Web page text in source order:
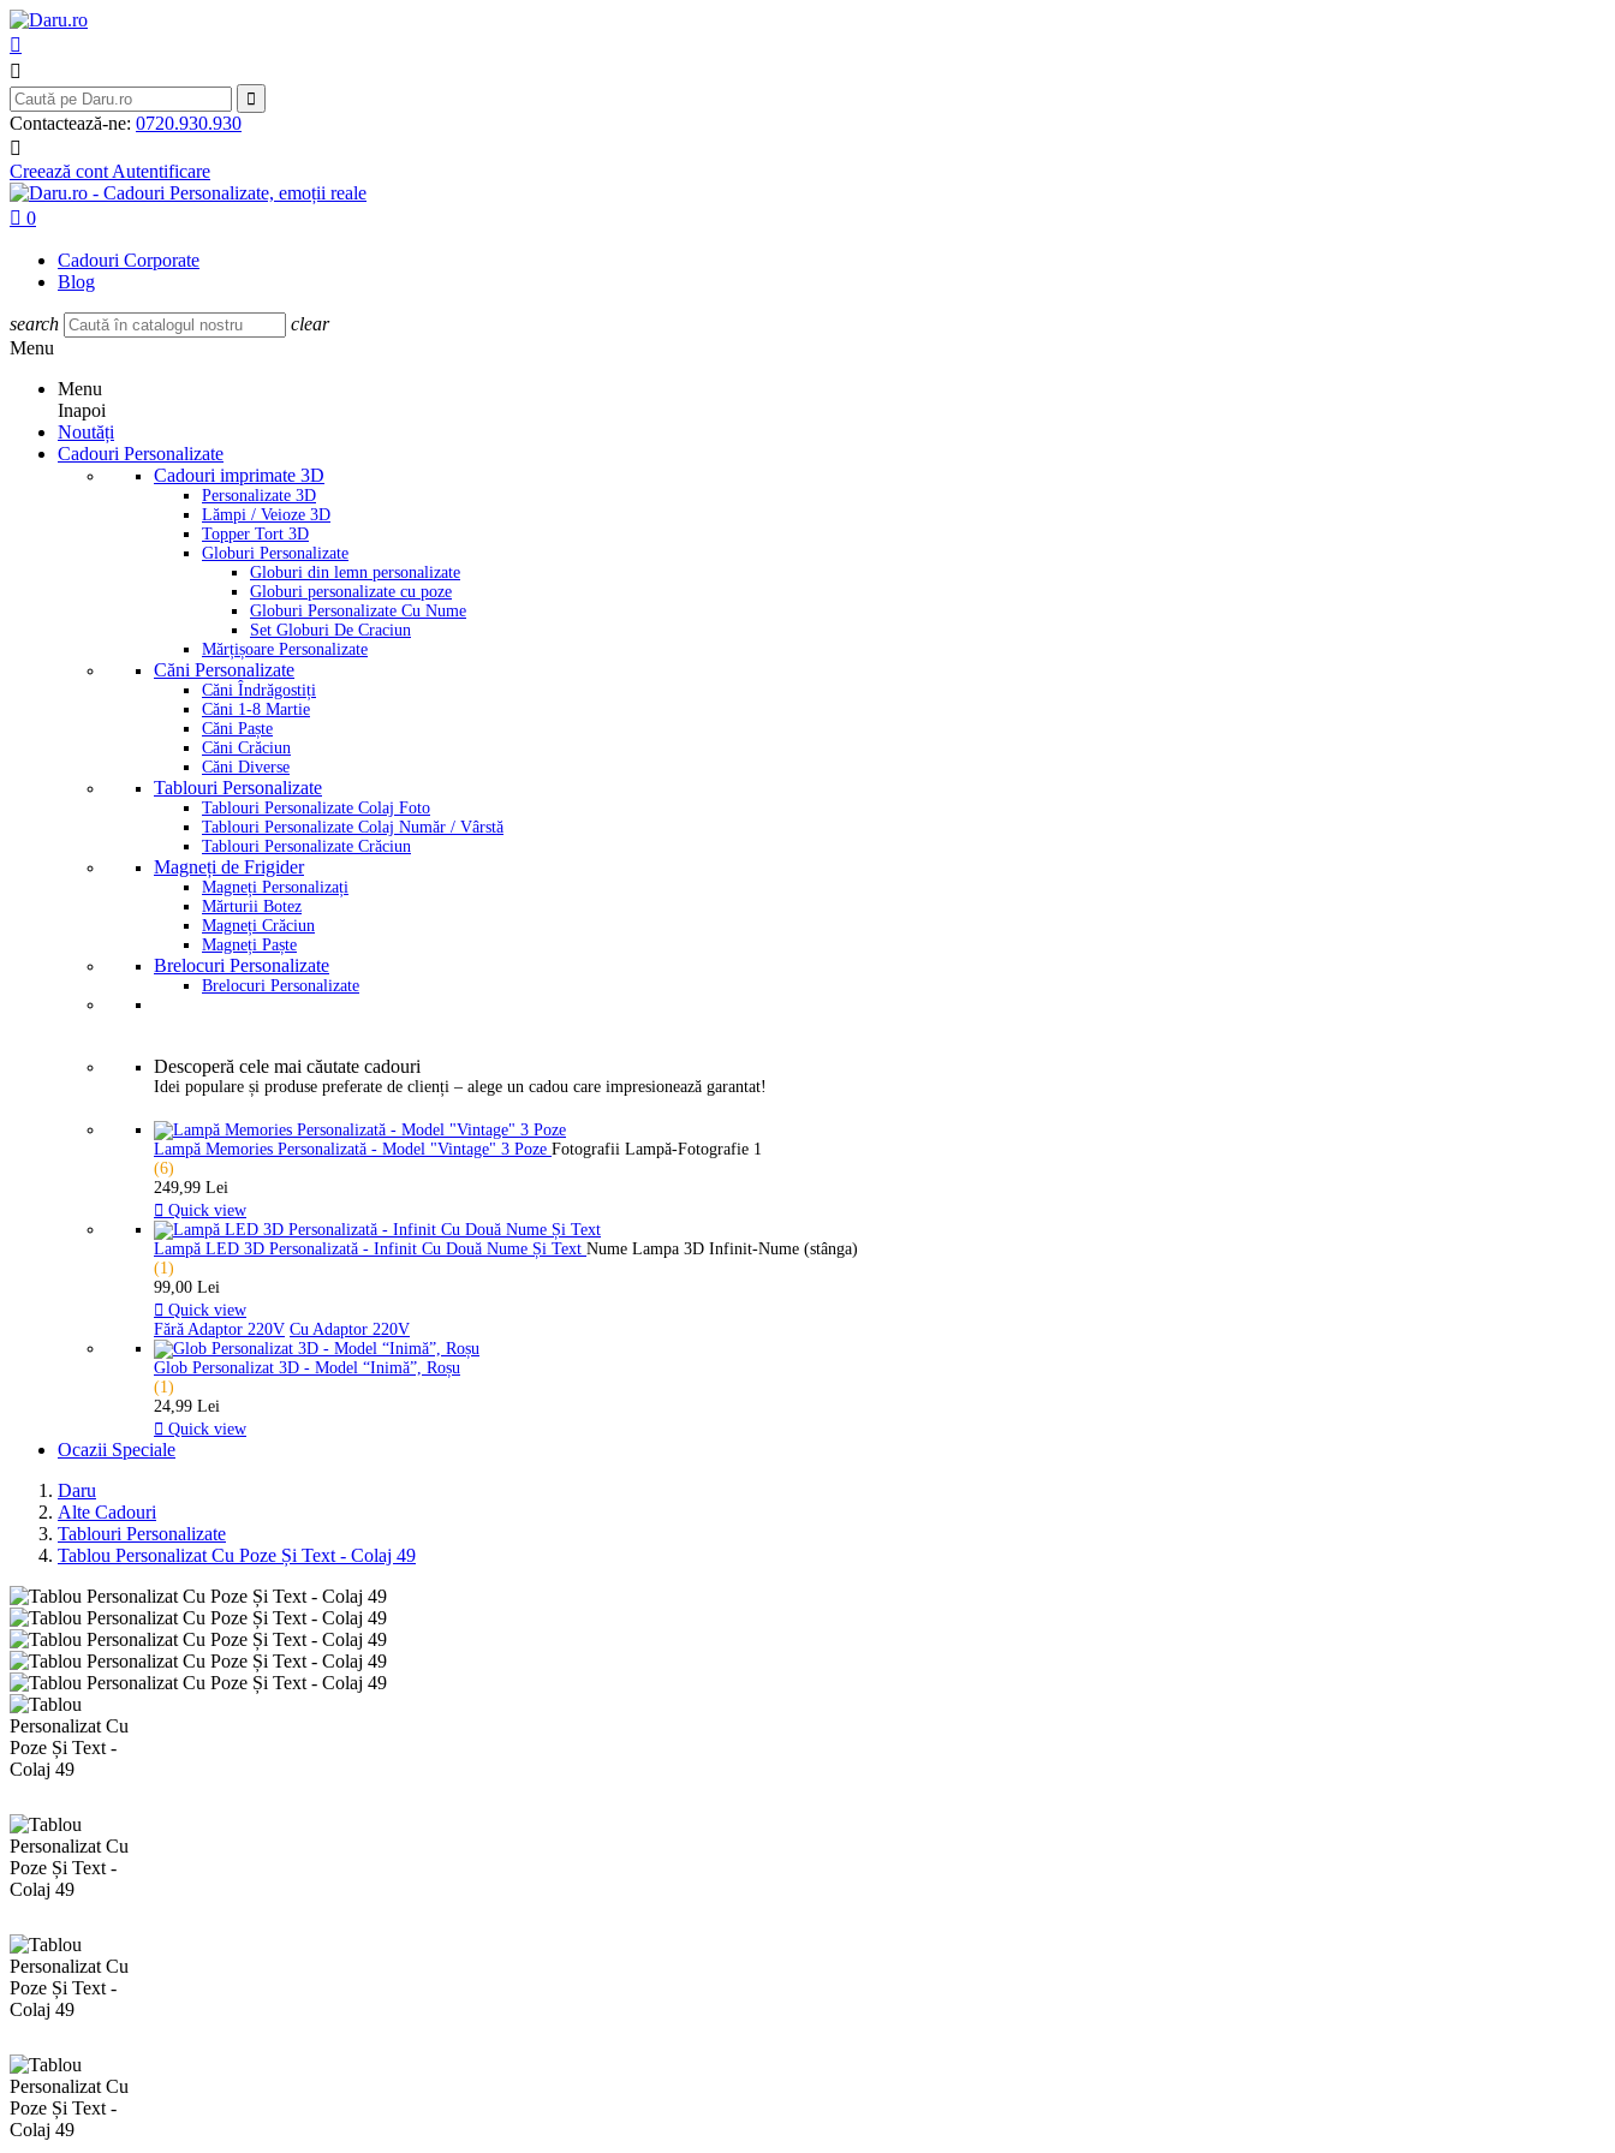



Contactează-ne: 0720.930.930

Creează cont Autentificare
 0
Cadouri Corporate
Blog
search
clear
Menu
Menu
Inapoi
Noutăți
Cadouri Personalizate
Cadouri imprimate 3D
Personalizate 3D
Lămpi / Veioze 3D
Topper Tort 3D
Globuri Personalizate
Globuri din lemn personalizate
Globuri personalizate cu poze
Globuri Personalizate Cu Nume
Set Globuri De Craciun
Mărțișoare Personalizate
Căni Personalizate
Căni Îndrăgostiți
Căni 1-8 Martie
Căni Paște
Căni Crăciun
Căni Diverse
Tablouri Personalizate
Tablouri Personalizate Colaj Foto
Tablouri Personalizate Colaj Număr / Vârstă
Tablouri Personalizate Crăciun
Magneți de Frigider
Magneți Personalizați
Mărturii Botez
Magneți Crăciun
Magneți Paște
Brelocuri Personalizate
Brelocuri Personalizate
Descoperă cele mai căutate cadouri
Idei populare și produse preferate de clienți – alege un cadou care impresionează garantat!
Lampă Memories Personalizată - Model "Vintage" 3 Poze Fotografii Lampă-Fotografie 1
(6)
249,99 Lei
 Quick view
Lampă LED 3D Personalizată - Infinit Cu Două Nume Și Text Nume Lampa 3D Infinit-Nume (stânga)
(1)
99,00 Lei
 Quick view
Fără Adaptor 220V Cu Adaptor 220V
Glob Personalizat 3D - Model “Inimă”, Roșu
(1)
24,99 Lei
 Quick view
Ocazii Speciale
Daru
Alte Cadouri
Tablouri Personalizate
Tablou Personalizat Cu Poze Și Text - Colaj 49